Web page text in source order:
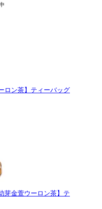
ロン茶】ティーバッグ
芽金萱ウーロン茶】テ